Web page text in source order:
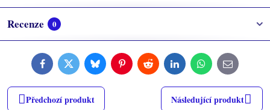
Recenze 0
FacebookTwitterBlueskyPinterestReddit LinkedInWhatsApp
E-
mail
Předchozí produkt Následující produkt